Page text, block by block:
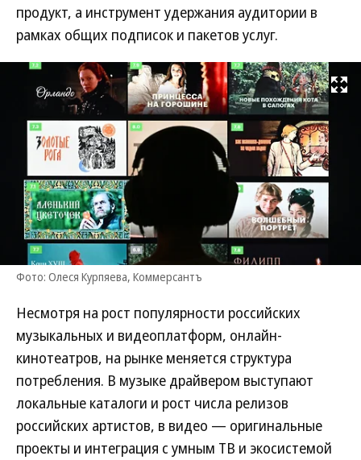
продукт, а инструмент удержания аудитории в
рамках общих подписок и пакетов услуг.
Развернуть
Фото: Олеся Курпяева, Коммерсантъ
Несмотря на рост популярности российских
музыкальных и видеоплатформ, онлайн-
кинотеатров, на рынке меняется структура
потребления. В музыке драйвером выступают
локальные каталоги и рост числа релизов
российских артистов, в видео — оригинальные
проекты и интеграция с умным ТВ и экосистемой